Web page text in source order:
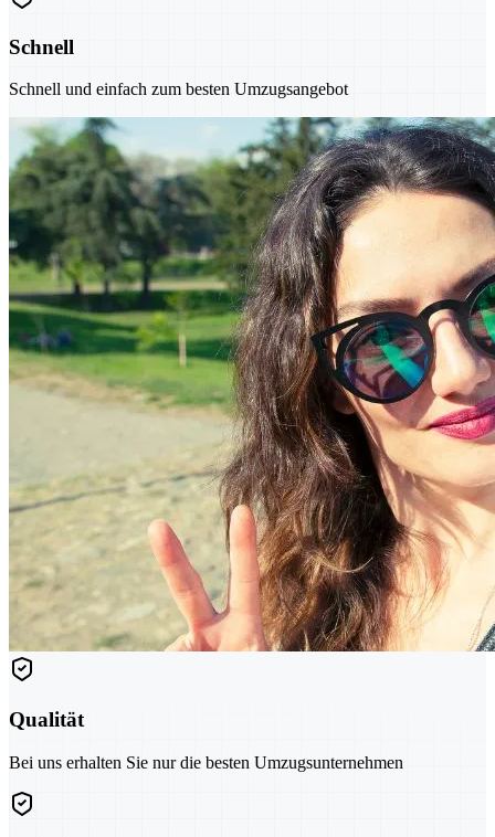
Schnell
Schnell und einfach zum besten Umzugsangebot
Qualität
Bei uns erhalten Sie nur die besten Umzugsunternehmen